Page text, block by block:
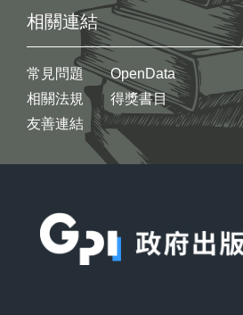
相關連結
常見問題
相關法規
友善連結
OpenData
得獎書目